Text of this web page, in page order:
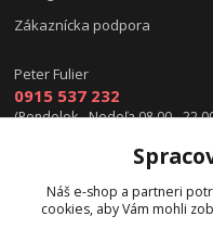
Zákaznícka podpora
Peter Fulier
0915 537 232
(Pondelok - Nedeľa 08.00 -
Náš e-shop a partneri
cookies, aby Vám mohli